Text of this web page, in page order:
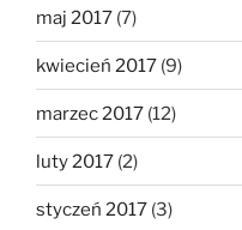
maj 2017 (7)
kwiecień 2017 (9)
marzec 2017 (12)
luty 2017 (2)
styczeń 2017 (3)